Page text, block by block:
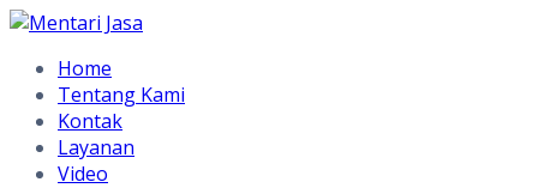
Home
Tentang Kami
Kontak
Layanan
Video